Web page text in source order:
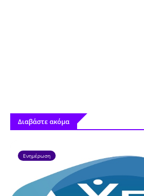
Διαβάστε ακόμα
Ενημέρωση